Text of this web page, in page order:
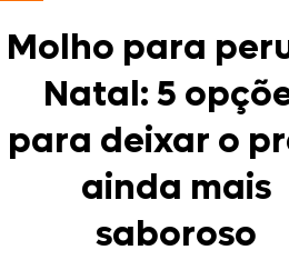
Molho para
Natal: 5
para deixar o
ainda mais
saboroso